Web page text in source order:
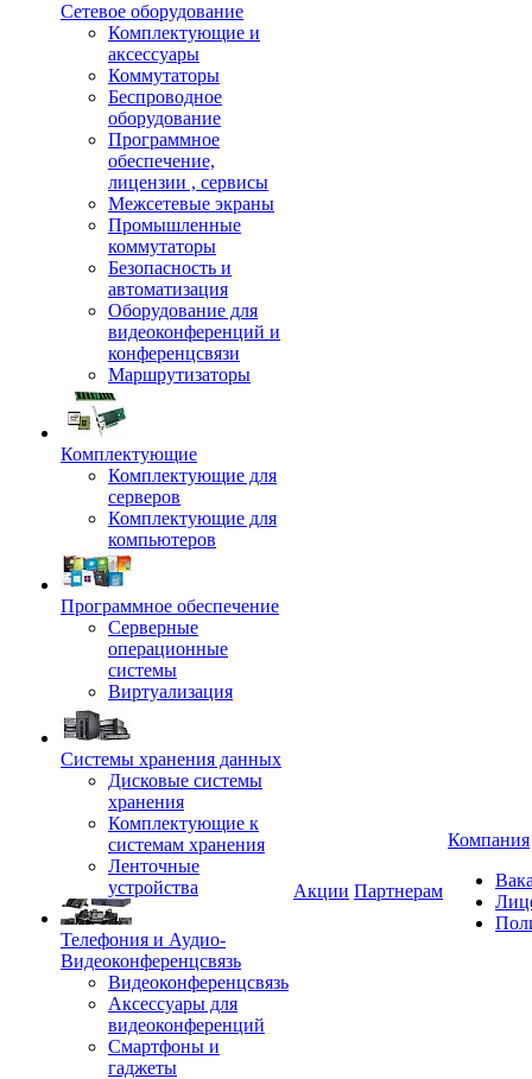
Сетевое оборудование
Комплектующие и
аксессуары
Коммутаторы
Беспроводное
оборудование
Программное
обеспечение,
лицензии , сервисы
Межсетевые экраны
Промышленные
коммутаторы
Безопасность и
автоматизация
Оборудование для
видеоконференций и
конференцсвязи
Маршрутизаторы
Комплектующие
Комплектующие для
серверов
Комплектующие для
компьютеров
Программное обеспечение
Серверные
операционные
системы
Виртуализация
Системы хранения данных
Дисковые системы
хранения
Комплектующие к
системам хранения
Ленточные
устройства
Телефония и Аудио-
Видеоконференцсвязь
Видеоконференцсвязь
Аксессуары для
видеоконференций
Смартфоны и
гаджеты
Акции Партнерам
Компания